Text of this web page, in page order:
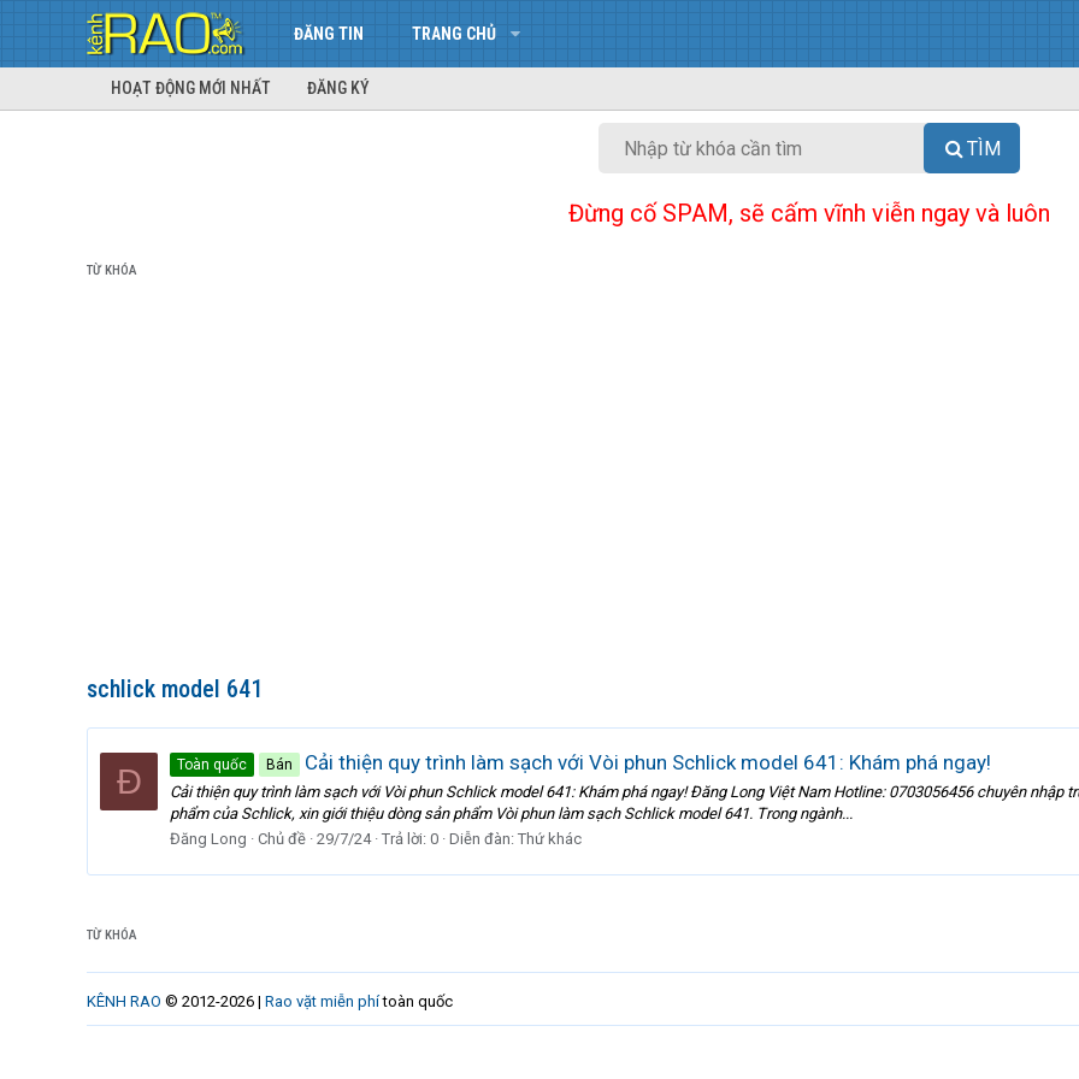
ĐĂNG TIN TRANG CHỦ
HOẠT ĐỘNG MỚI NHẤT ĐĂNG KÝ
TÌM
Đừng cố SPAM, sẽ cấm vĩnh viễn ngay và luôn
TỪ KHÓA
schlick model 641
Đ Toàn quốc Bán Cải thiện quy trình làm sạch với Vòi phun Schlick model 641: Khám phá ngay!
Cải thiện quy trình làm sạch với Vòi phun Schlick model 641: Khám phá ngay! Đăng Long Việt Nam Hotline: 0703056456 chuyên nhập
phẩm của Schlick, xin giới thiệu dòng sản phẩm Vòi phun làm sạch Schlick model 641. Trong ngành...
Đăng Long
Chủ đề 29/7/24 Trả lời: 0 Diễn đàn: Thứ khác
TỪ KHÓA
KÊNH RAO © 2012-2026 | Rao vặt miễn phítoàn quốc